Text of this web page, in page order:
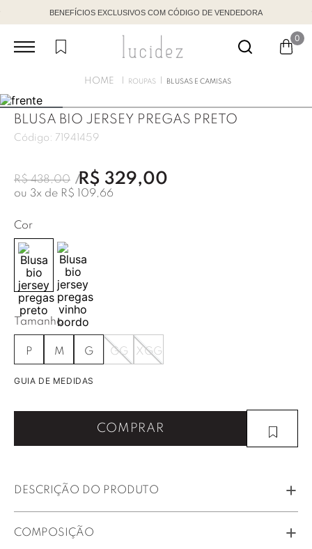
BENEFÍCIOS EXCLUSIVOS COM CÓDIGO DE VENDEDORA
0
ROUPAS BLUSAS E CAMISAS
BLUSA BIO JERSEY PREGAS PRETO
Código: 71941459
R$ 438,00 R$ 329,00
ou 3x de R$ 109,66
Cor
Tamanho
P M G GG XGG
GUIA DE MEDIDAS
COMPRAR
DESCRIÇÃO DO PRODUTO
COMPOSIÇÃO